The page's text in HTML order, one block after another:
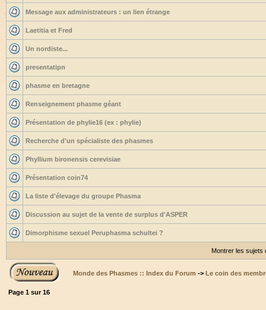
Message aux administrateurs : un lien étrange
Laetitia et Fred
Un nordiste...
presentatipn
phasme en bretagne
Renseignement phasme géant
Présentation de phylie16 (ex : phylie)
Recherche d'un spécialiste des phasmes
Phyllium bironensis cerevisiae
Présentation coin74
La liste d'élevage du groupe Phasma
Discussion au sujet de la vente de surplus d'ASPER
Dimorphisme sexuel Peruphasma schultei ?
Montrer les sujets
Monde des Phasmes :: Index du Forum -> Le coin des
Page 1 sur16